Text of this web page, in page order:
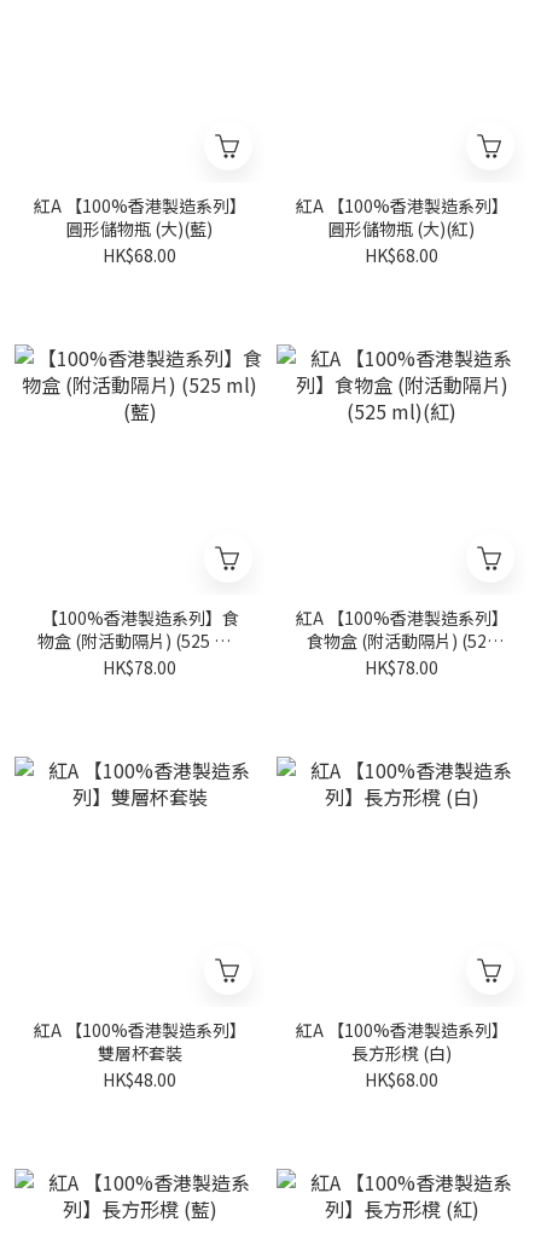
紅A 【100%香港製造系列】
圓形儲物瓶 (大)(藍)
HK$68.00
紅A 【100%香港製造系列】
圓形儲物瓶 (大)(紅)
HK$68.00
【100%香港製造系列】食
物盒 (附活動隔片) (525 ml)
(藍)
HK$78.00
紅A 【100%香港製造系列】
食物盒 (附活動隔片) (525
ml)(紅)
HK$78.00
紅A 【100%香港製造系列】
雙層杯套裝
HK$48.00
紅A 【100%香港製造系列】
長方形櫈 (白)
HK$68.00